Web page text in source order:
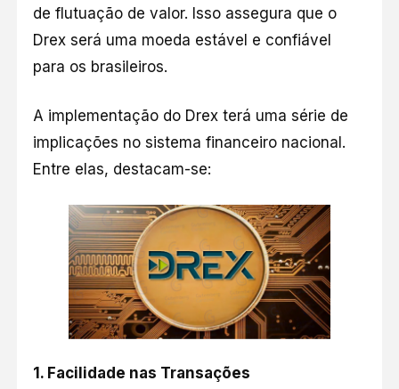
de flutuação de valor. Isso assegura que o
Drex será uma moeda estável e confiável
para os brasileiros.
A implementação do Drex terá uma série de
implicações no sistema financeiro nacional.
Entre elas, destacam-se:
1. Facilidade nas Transações